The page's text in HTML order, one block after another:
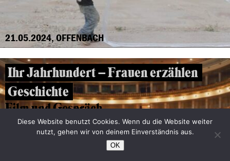
21.05.2024, OFFENBACH
Ihr Jahrhundert – Frauen erzählen
Geschichte
Film und Gespräch
Diese Website benutzt Cookies. Wenn du die Website weiter
nutzt, gehen wir von deinem Einverständnis aus.
OK